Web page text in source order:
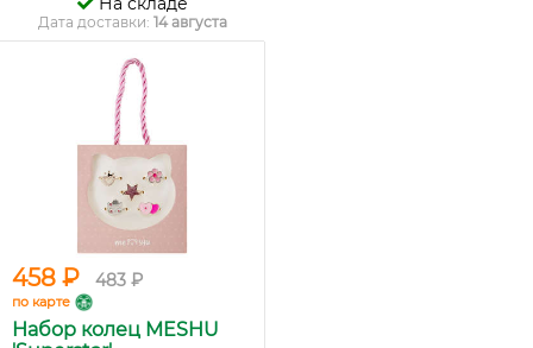
Дата доставки: 14 августа
458 ₽ 483 ₽
по карте
Набор колец MESHU